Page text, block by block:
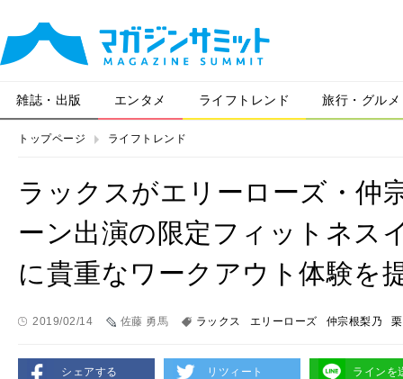
雑誌・出版 エンタメ ライフトレンド 旅行・グルメ
トップページ ライフトレンド
ラックスがエリーローズ・仲
ーン出演の限定フィットネス
に貴重なワークアウト体験を
2019/02/14 佐藤 勇馬 ラックス エリーローズ 仲宗根梨乃
シェアする リツィート ラインを